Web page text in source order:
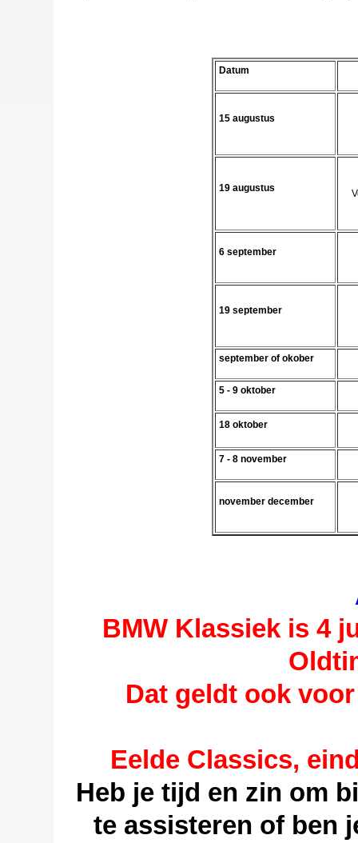
Datum
15 augustus
19 augustus
6 september
19 september
september of okober
5 - 9 oktober
18 oktober
7 - 8 november
november december
BMW Klassiek is 4
Dat geldt ook
Eelde Classics,
Heb je tijd en zin om
te assisteren of ben